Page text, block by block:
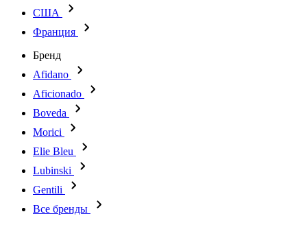
США
Франция
Бренд
Afidano
Aficionado
Boveda
Morici
Elie Bleu
Lubinski
Gentili
Все бренды